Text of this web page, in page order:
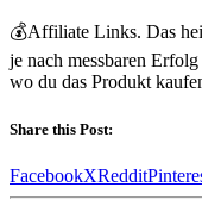
💰Affiliate Links. Das
je nach messbaren
wo du das Produkt
Share this Post:
FacebookXReddit